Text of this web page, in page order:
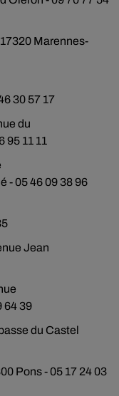
Marennes-
30 57 17
du
95 11 11
- 05 46 09 38 96
Jean
64 39
du Castel
Pons - 05 17 24 03